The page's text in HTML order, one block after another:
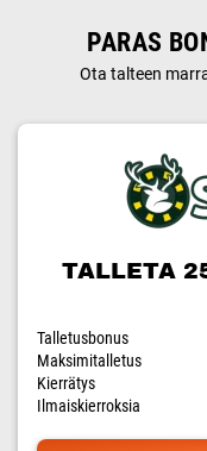
PARAS
Ota talteen
TALLETA
Talletusbonus
Maksimitalletus
Kierrätys
Ilmaiskierroksia